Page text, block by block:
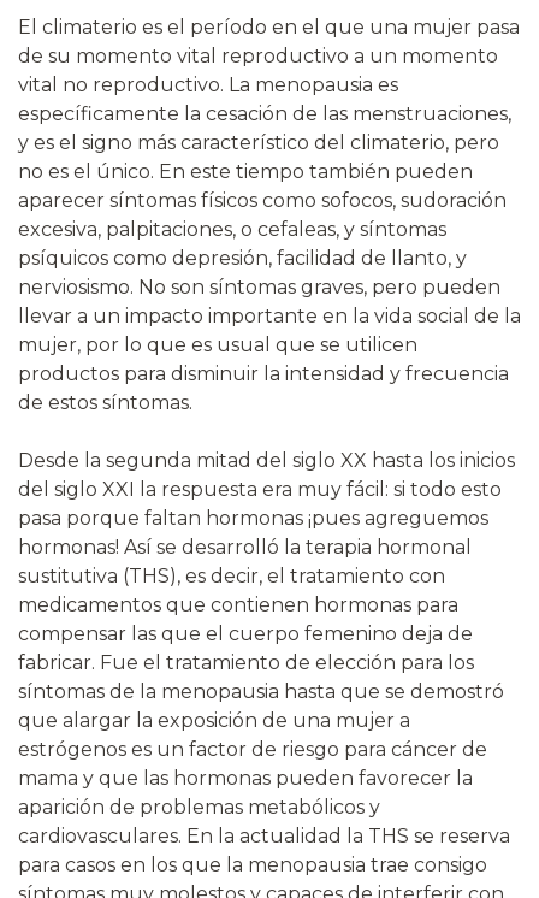
El climaterio es el período en el que una mujer pasa
de su momento vital reproductivo a un momento
vital no reproductivo. La menopausia es
específicamente la cesación de las menstruaciones,
y es el signo más característico del climaterio, pero
no es el único. En este tiempo también pueden
aparecer síntomas físicos como sofocos, sudoración
excesiva, palpitaciones, o cefaleas, y síntomas
psíquicos como depresión, facilidad de llanto, y
nerviosismo. No son síntomas graves, pero pueden
llevar a un impacto importante en la vida social de la
mujer, por lo que es usual que se utilicen
productos para disminuir la intensidad y frecuencia
de estos síntomas.
Desde la segunda mitad del siglo XX hasta los inicios
del siglo XXI la respuesta era muy fácil: si todo esto
pasa porque faltan hormonas ¡pues agreguemos
hormonas! Así se desarrolló la terapia hormonal
sustitutiva (THS), es decir, el tratamiento con
medicamentos que contienen hormonas para
compensar las que el cuerpo femenino deja de
fabricar. Fue el tratamiento de elección para los
síntomas de la menopausia hasta que se demostró
que alargar la exposición de una mujer a
estrógenos es un factor de riesgo para cáncer de
mama y que las hormonas pueden favorecer la
aparición de problemas metabólicos y
cardiovasculares. En la actualidad la THS se reserva
para casos en los que la menopausia trae consigo